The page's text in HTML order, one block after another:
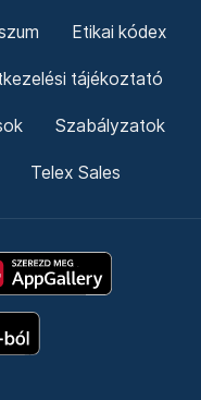
Etikai kódex
tájékoztató
Szabályzatok
Telex Sales